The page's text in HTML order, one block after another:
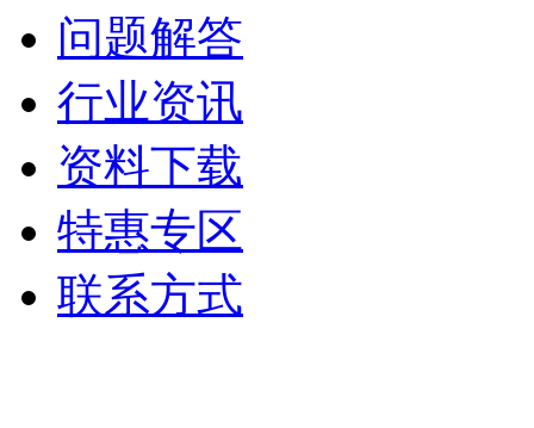
问题解答
行业资讯
资料下载
特惠专区
联系方式